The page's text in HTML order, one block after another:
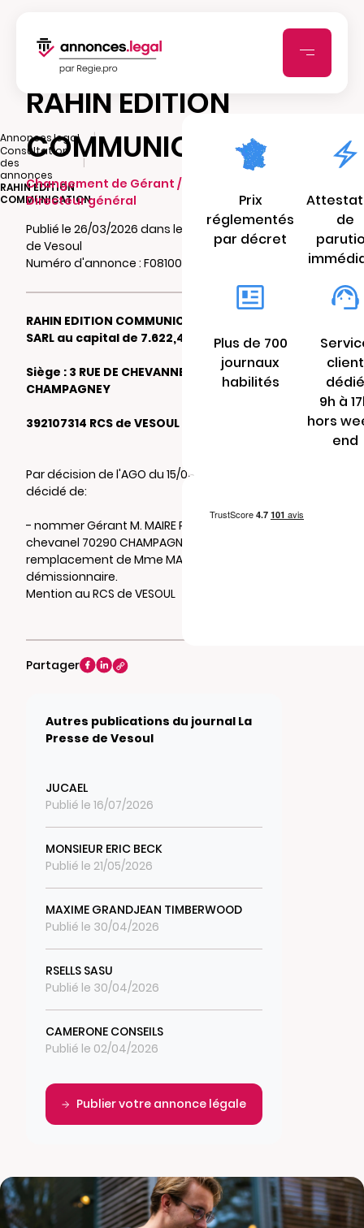
Annonces.legal
|
Consultation
des
annonces
|
RAHIN EDITION
COMMUNICATION
RAHIN EDITION
COMMUNICATION
Changement de Gérant / Président /
Directeur général
Publié le 26/03/2026 dans le journal La Presse
de Vesoul
Numéro d'annonce : F0810026468zv
RAHIN EDITION COMMUNICATION
SARL au capital de 7.622,45 €
Siège : 3 RUE DE CHEVANNEL 70290
CHAMPAGNEY
392107314 RCS de VESOUL
Par décision de l'AGO du 15/03/2026, il a été
décidé de:
- nommer Gérant M. MAIRE Pascal 3b rue de
chevanel 70290 CHAMPAGNEY en
remplacement de Mme MAIRE RACHEL
démissionnaire.
Mention au RCS de VESOUL
Partager
Autres publications du journal La
Presse de Vesoul
JUCAEL
Publié le 16/07/2026
MONSIEUR ERIC BECK
Publié le 21/05/2026
MAXIME GRANDJEAN TIMBERWOOD
Publié le 30/04/2026
RSELLS SASU
Publié le 30/04/2026
CAMERONE CONSEILS
Publié le 02/04/2026
Publier votre annonce légale
Prix
réglementés
par décret
de
Plus de 700
journaux
habilités
client
dédié
9h à
hors
end